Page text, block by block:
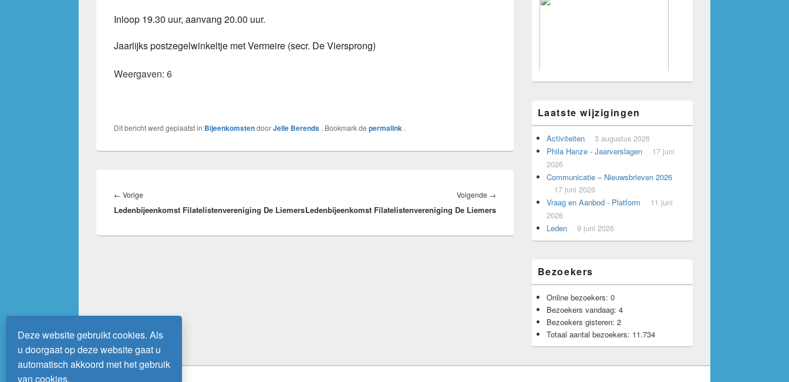
Inloop 19.30 uur, aanvang 20.00 uur.
Jaarlijks postzegelwinkeltje met Vermeire (secr. De Viersprong)
Weergaven: 6
Dit bericht werd geplaatst in BijeenkomstendoorJelle Berends . Bookmark depermalink .
navigatie
← Vorige
bericht:
Ledenbijeenkomst Filatelistenvereniging De Liemers
Volgende →
bericht:
Ledenbijeenkomst Filatelistenvereniging De Liemers
Voorbeeld voor adverteerders.
Laatste wijzigingen
Activiteiten 3 augustus 2026
Phila Hanze - Jaarverslagen
17 juni
2026
Communicatie – Nieuwsbrieven 2026
17 juni 2026
Vraag en Aanbod - Platform
11 juni
2026
Leden 9 juni 2026
Bezoekers
Online bezoekers: 0
Bezoekers vandaag: 4
Bezoekers gisteren: 2
Totaal aantal bezoekers: 11.734
Deze website gebruikt cookies. Als
u doorgaat op deze website gaat u
automatisch akkoord met het gebruik
van cookies.